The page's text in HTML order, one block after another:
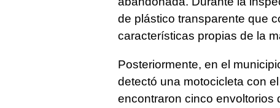
de plástico transparente que
características propias de la
Posteriormente, en el
detectó una motocicleta con
encontraron cinco envoltorios